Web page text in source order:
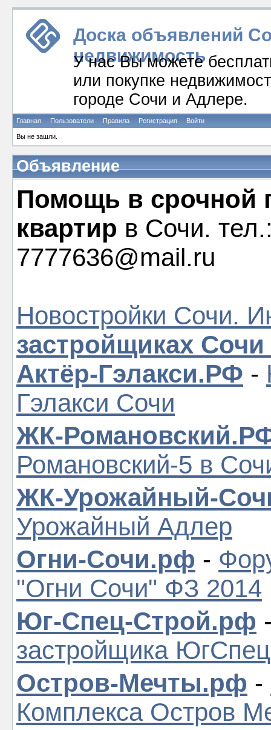
Доска объявлений
недвижимость
У нас Вы можете
или покупке
городе Сочи и Адлере.
Главная Пользователи Правила Регистрация Войти
Вы не зашли.
Объявление
Помощь в срочной
квартир в Сочи.
7777636@mail.ru
Новостройки Сочи.
застройщиках Сочи
Актёр-Гэлакси.РФ -
Гэлакси Сочи
ЖК-
Романовский-5 в
ЖК-Урожайный-
Урожайный Адлер
Огни-Сочи.рф -
"Огни Сочи" ФЗ 2014
Юг-Спец-Строй.рф
застройщика
Остров-Мечты.рф -
Комплекса Остров